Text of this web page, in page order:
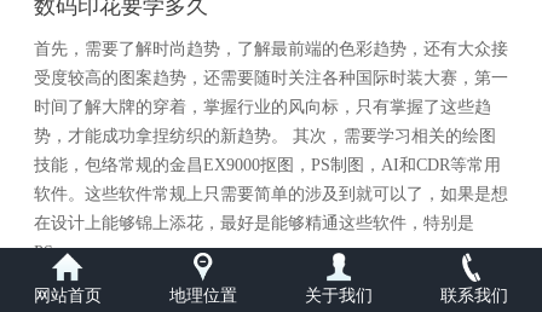
数码印花要学多久
首先，需要了解时尚趋势，了解最前端的色彩趋势，还有大众接
受度较高的图案趋势，还需要随时关注各种国际时装大赛，第一
时间了解大牌的穿着，掌握行业的风向标，只有掌握了这些趋
势，才能成功拿捏纺织的新趋势。 其次，需要学习相关的绘图
技能，包络常规的金昌EX9000抠图，PS制图，AI和CDR等常用
软件。这些软件常规上只需要简单的涉及到就可以了，如果是想
在设计上能够锦上添花，最好是能够精通这些软件，特别是
PS。
网站首页 地理位置 关于我们 联系我们